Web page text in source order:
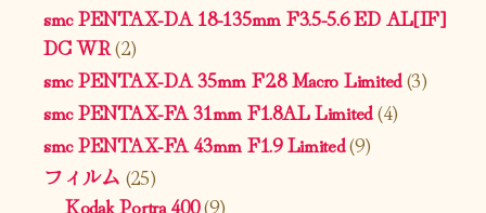
smc PENTAX-DA 18-135mm F3.5-5.6 ED AL[IF]
DC WR(2)
smc PENTAX-DA 35mm F2.8 Macro Limited(3)
smc PENTAX-FA 31mm F1.8AL Limited(4)
smc PENTAX-FA 43mm F1.9 Limited(9)
フィルム (25)
Kodak Portra 400(9)